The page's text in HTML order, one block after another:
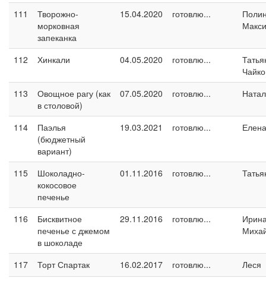
111
Творожно-
морковная
запеканка
15.04.2020 готовлю...
112 Хинкали 04.05.2020 готовлю...
113
Овощное рагу (как
в столовой)
07.05.2020 готовлю...
114
Паэлья
(бюджетный
вариант)
19.03.2021 готовлю... Елена
115
Шоколадно-
кокосовое
печенье
01.11.2016 готовлю...
116
Бисквитное
печенье с джемом
в шоколаде
29.11.2016 готовлю...
117 Торт Спартак 16.02.2017 готовлю...
Леся